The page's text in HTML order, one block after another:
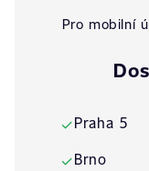
Pro mobilní
✓Praha 5
✓Brno